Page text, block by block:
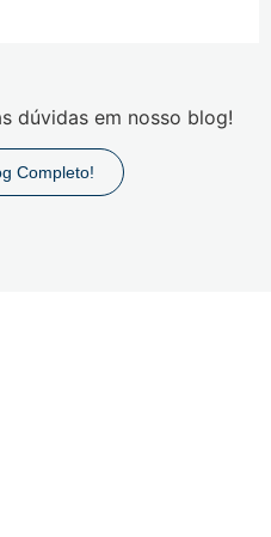
dúvidas em nosso blog!
Completo!